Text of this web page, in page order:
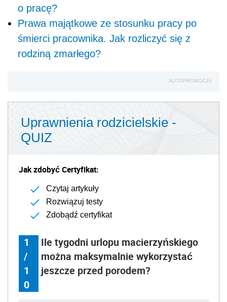
o pracę?
Prawa majątkowe ze stosunku pracy po
śmierci pracownika. Jak rozliczyć się z
rodziną zmarłego?
AUTOPROMOCJA
Uprawnienia rodzicielskie -
QUIZ
Jak zdobyć Certyfikat:
Czytaj artykuły
Rozwiązuj testy
Zdobądź certyfikat
1
/
1
0
Ile tygodni urlopu macierzyńskiego
można maksymalnie wykorzystać
jeszcze przed porodem?